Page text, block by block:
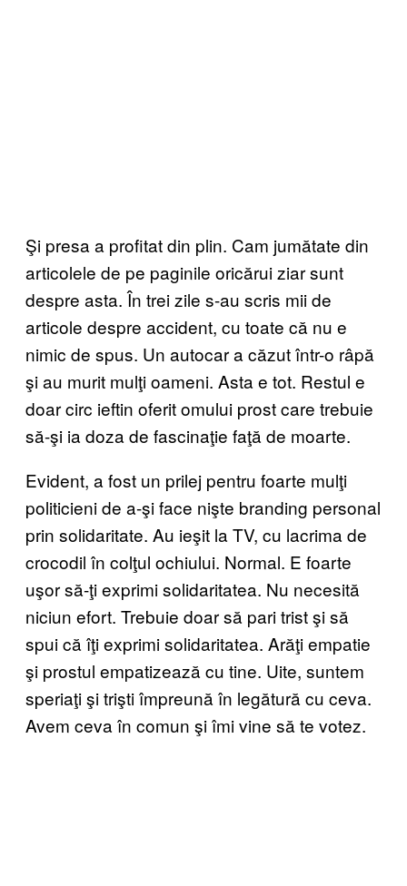
Şi presa a profitat din plin. Cam jumătate din
articolele de pe paginile oricărui ziar sunt
despre asta. În trei zile s-au scris mii de
articole despre accident, cu toate că nu e
nimic de spus. Un autocar a căzut într-o râpă
şi au murit mulţi oameni. Asta e tot. Restul e
doar circ ieftin oferit omului prost care trebuie
să-şi ia doza de fascinaţie faţă de moarte.
Evident, a fost un prilej pentru foarte mulţi
politicieni de a-şi face nişte branding personal
prin solidaritate. Au ieşit la TV, cu lacrima de
crocodil în colţul ochiului. Normal. E foarte
uşor să-ţi exprimi solidaritatea. Nu necesită
niciun efort. Trebuie doar să pari trist şi să
spui că îţi exprimi solidaritatea. Arăţi empatie
şi prostul empatizează cu tine. Uite, suntem
speriaţi şi trişti împreună în legătură cu ceva.
Avem ceva în comun şi îmi vine să te votez.